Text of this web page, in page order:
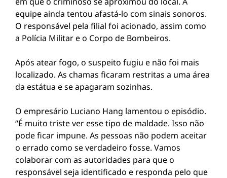
equipe ainda tentou afastá-lo com sinais sonoros.
O responsável pela filial foi acionado, assim como
a Polícia Militar e o Corpo de Bombeiros.
Após atear fogo, o suspeito fugiu e não foi mais
localizado. As chamas ficaram restritas a uma área
da estátua e se apagaram sozinhas.
O empresário Luciano Hang lamentou o episódio.
“É muito triste ver esse tipo de maldade. Isso não
pode ficar impune. As pessoas não podem aceitar
o errado como se verdadeiro fosse. Vamos
colaborar com as autoridades para que o
responsável seja identificado e responda pelo que